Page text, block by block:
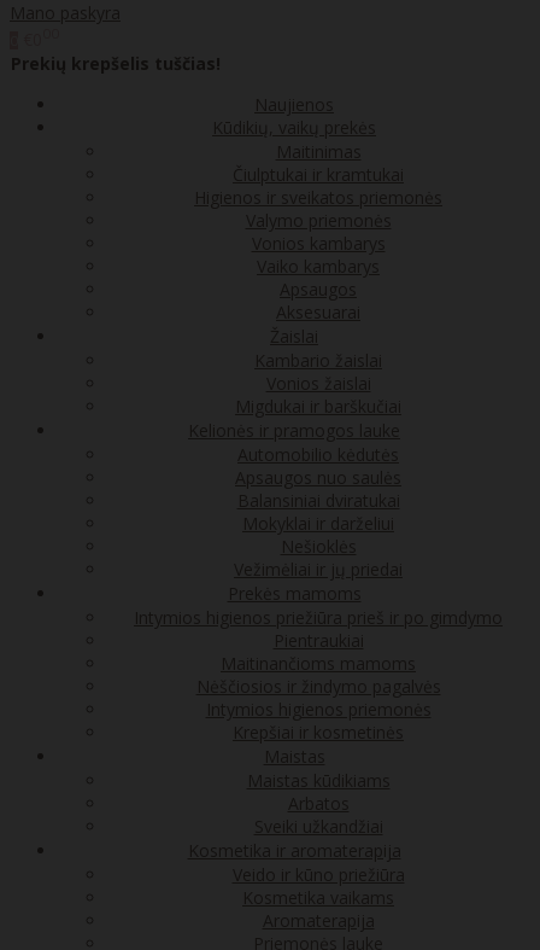
Mano paskyra
Prekių krepšelis tuščias!
Naujienos
Kūdikių, vaikų prekės
Maitinimas
Čiulptukai ir kramtukai
Higienos ir sveikatos priemonės
Valymo priemonės
Vonios kambarys
Vaiko kambarys
Apsaugos
Aksesuarai
Žaislai
Kambario žaislai
Vonios žaislai
Migdukai ir barškučiai
Kelionės ir pramogos lauke
Automobilio kėdutės
Apsaugos nuo saulės
Balansiniai dviratukai
Mokyklai ir darželiui
Nešioklės
Vežimėliai ir jų priedai
Prekės mamoms
Intymios higienos priežiūra prieš ir po gimdymo
Pientraukiai
Maitinančioms mamoms
Nėščiosios ir žindymo pagalvės
Intymios higienos priemonės
Krepšiai ir kosmetinės
Maistas
Maistas kūdikiams
Arbatos
Sveiki užkandžiai
Kosmetika ir aromaterapija
Veido ir kūno priežiūra
Kosmetika vaikams
Aromaterapija
Priemonės lauke